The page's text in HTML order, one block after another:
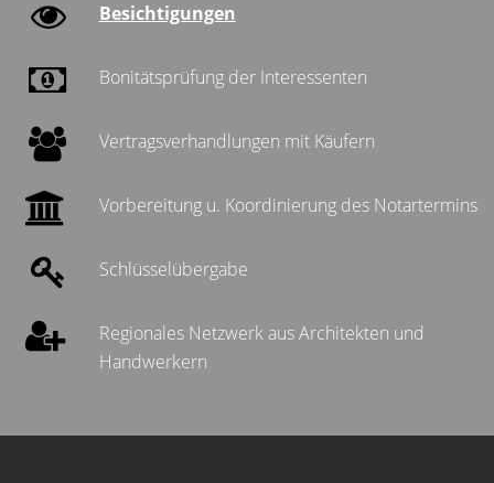
Besichtigungen
Bonitätsprüfung der Interessenten
Vertragsverhandlungen mit Käufern
Vorbereitung u. Koordinierung des Notartermins
Schlüsselübergabe
Regionales Netzwerk aus Architekten und
Handwerkern